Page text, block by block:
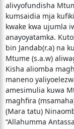
alivyofundisha
kumsaidia mja
kwake kwa ujumla
anayoyatamka.
bin Jandab(r.a) na
Mtume (s.a.w)
Kisha aliomba
maneno
amesimulia kuwa
maghfira
(Mara tatu)
“Allahumma